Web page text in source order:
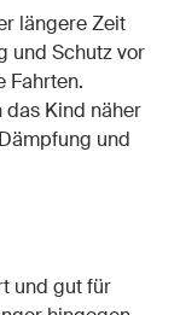
längere Zeit
und Schutz vor
Fahrten.
das Kind näher
und
und gut für